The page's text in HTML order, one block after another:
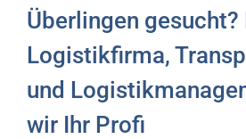
Überlingen gesucht?
Logistikfirma,
und
wir Ihr Profi